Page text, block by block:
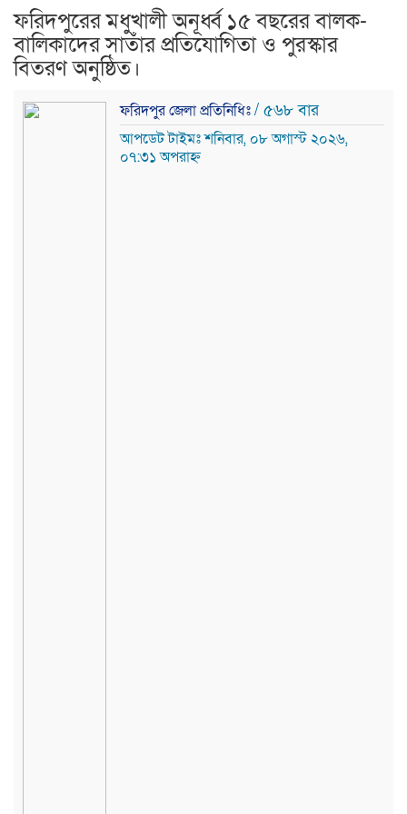
ফরিদপুরের মধুখালী অনূর্ধ্ব ১৫ বছরের বালক-
বালিকাদের সাতাঁর প্রতিযোগিতা ও পুরস্কার
বিতরণ অনুষ্ঠিত।
ফরিদপুর জেলা প্রতিনিধিঃ/ ৫৬৮ বার
আপডেট টাইমঃ শনিবার, ০৮ অগাস্ট ২০২৬,
০৭:৩১ অপরাহ্ন